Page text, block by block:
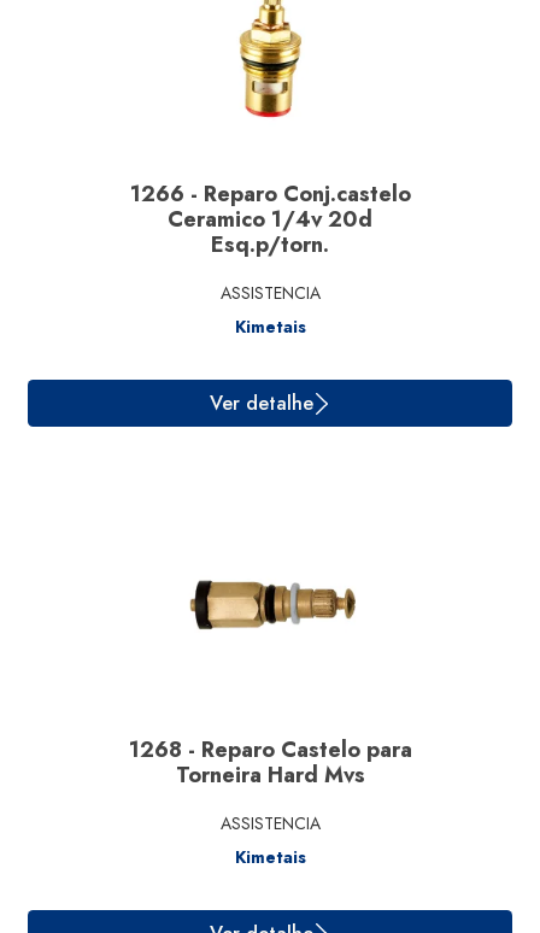
Ver detalhe
1266 - Reparo Conj.castelo
Ceramico 1/4v 20d
Esq.p/torn.
ASSISTENCIA
Kimetais
1268 - Reparo Castelo para
Torneira Hard Mvs
ASSISTENCIA
Kimetais